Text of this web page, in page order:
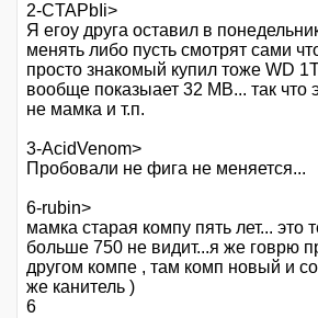
2-CTAPbIi>
Я егоу друга оставил в
менять либо пусть смотрят сами
просто знакомый купил тоже WD
вообще показыает 32 MB... так что
не мамка и т.п.
3-AcidVenom>
Пробовали не фига не меняется...
6-rubin>
мамка старая компу пять лет... это
больше 750 не видит...я же говрю
другом компе , там комп новый и
же канитель )
6